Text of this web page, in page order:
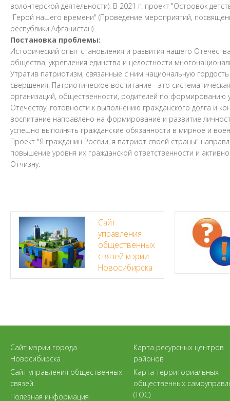
волонтерской деятельности). В 2021 г. проект "Островок
"Герой нашего времени" (Проведение мероприятий,
республики Афганистан).
Постановка проблемы:
Исторический опыт становления и развития нашего
общества, укрепления единства и целостности
Утратив патриотизм, связанные с ним национальную
свершения. Патриотическое воспитание - это
организаций, общественности, родителей по формированию
Отечеству, готовности к выполнению гражданского долга и
воспитание направлено на формирование и развитие
успешно выполнять гражданские обязанности в мирное и
Проект "Я гражданин России, я патриот своей страны"
повышение уровня их гражданской ответственности и
Отчизну.
Сайт
управления
общественных
связей мэрии
Новосибирска
Сайт мэрии города
Новосибирска
Сайт управления общественных
связей
Полезная информация
Карта ресурсных центров
районов
Карта территориальных
общественных
(ТОС)